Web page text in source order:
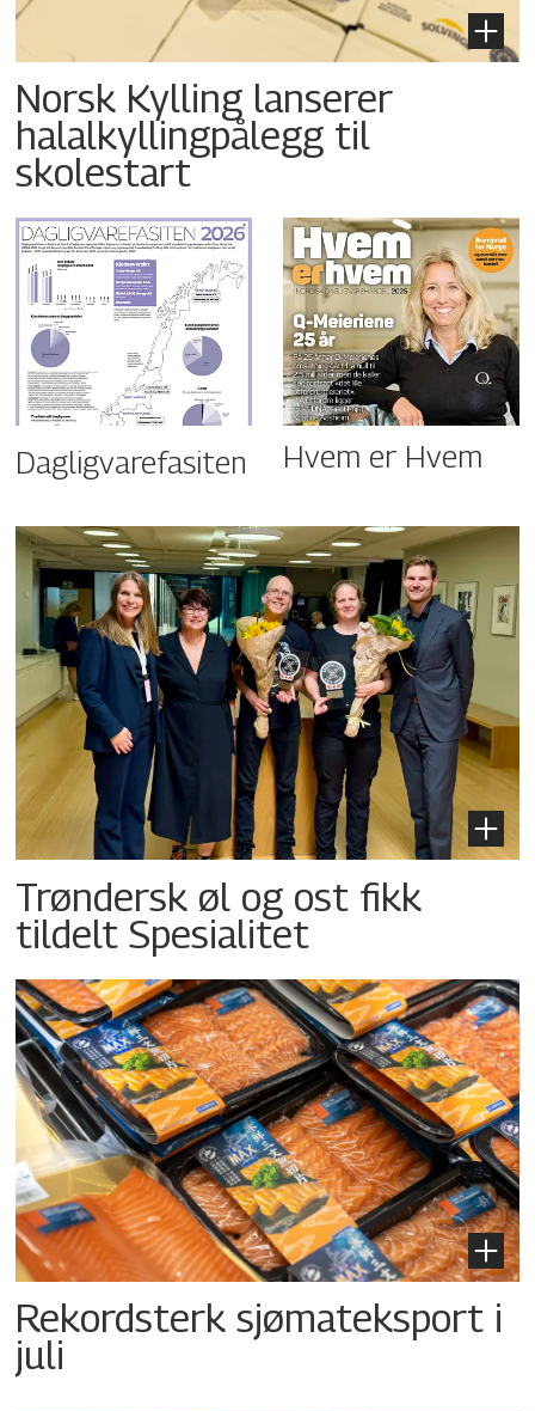
Norsk Kylling lanserer
halalkyllingpålegg til
skolestart
Dagligvarefasiten Hvem er Hvem
Trøndersk øl og ost fikk
tildelt Spesialitet
Rekordsterk sjømateksport i
juli